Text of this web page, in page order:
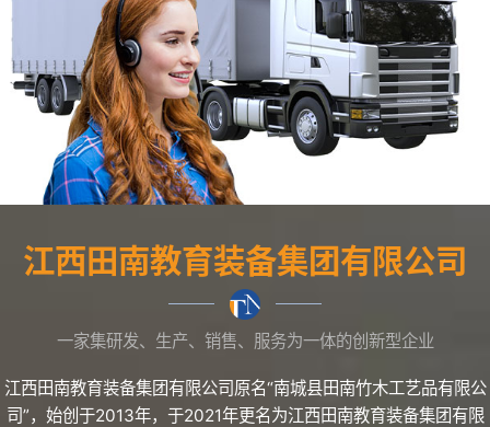
江西田南教育装备集团有限公司
一家集研发、生产、销售、服务为一体的创新型企业
江西田南教育装备集团有限公司原名“南城县田南竹木工艺品有限公
司”，始创于2013年，于2021年更名为江西田南教育装备集团有限